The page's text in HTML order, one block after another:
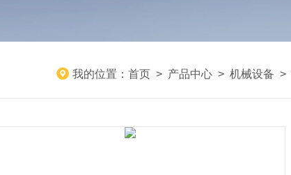
我的位置： 首页 > 产品中心 > 机械设备 >